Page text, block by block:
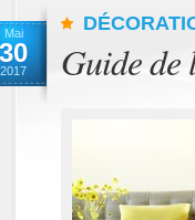
Mai
30
2017 Guide de